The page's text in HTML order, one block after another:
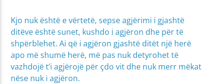
Kjo nuk është e vërtetë, sepse agjërimi i gjashtë
ditëve është sunet, kushdo i agjëron dhe për të
shpërblehet. Ai që i agjëron gjashtë ditët një herë
apo më shumë herë, më pas nuk detyrohet të
vazhdojë t’i agjërojë për çdo vit dhe nuk merr mëkat
nëse nuk i agjëron.